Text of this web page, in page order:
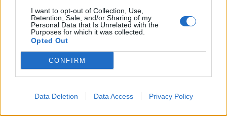
I want to opt-out of Collection, Use,
Retention, Sale, and/or Sharing of my
Personal Data that Is Unrelated with the
Purposes for which it was collected.
Opted Out
CONFIRM
Data Deletion Data Access Privacy Policy
"Quel tizio col giaccone" manda
in tilt gli internauti
23/10/2011
E il Gup manda a giudizio anche